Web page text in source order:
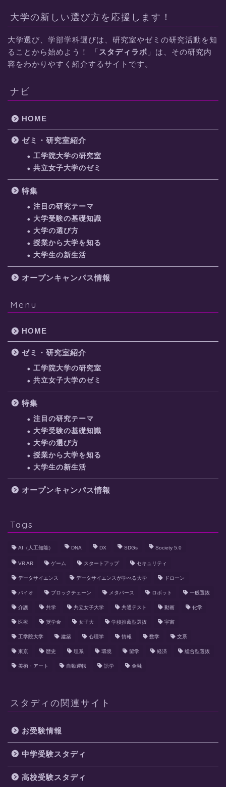
大学の新しい選び方を応援します！
大学選び、学部学科選びは、研究室やゼミの研究活動を知
ることから始めよう！ 「 スタディラボ 」は、その研究内
容をわかりやすく紹介するサイトです。
ナビ
HOME
ゼミ・研究室紹介
工学院大学の研究室
共立女子大学のゼミ
特集
注目の研究テーマ
大学受験の基礎知識
大学の選び方
授業から大学を知る
大学生の新生活
オープンキャンパス情報
Menu
HOME
ゼミ・研究室紹介
工学院大学の研究室
共立女子大学のゼミ
特集
注目の研究テーマ
大学受験の基礎知識
大学の選び方
授業から大学を知る
大学生の新生活
オープンキャンパス情報
Tags
AI（人工知能） DNA DX SDGs Society 5.0
VR AR ゲーム スタートアップ セキュリティ
データサイエンス データサイエンスが学べる大学 ドローン
バイオ ブロックチェーン メタバース ロボット 一般選抜
介護 共学 共立女子大学 共通テスト 動画 化学
医療 奨学金 女子大 学校推薦型選抜 宇宙
工学院大学 建築 心理学 情報 数学 文系
東京 歴史 理系 環境 留学 経済 総合型選抜
美術・アート 自動運転 語学 金融
スタディの関連サイト
お受験情報
中学受験スタディ
高校受験スタディ